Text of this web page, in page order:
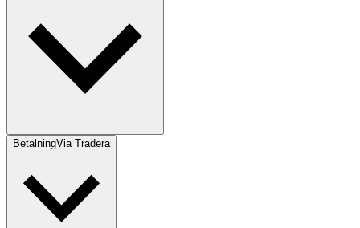
BetalningVia Tradera